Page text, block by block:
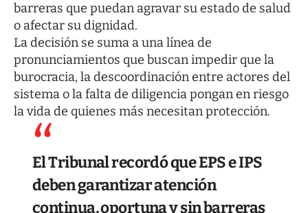
barreras que puedan agravar su estado de salud
o afectar su dignidad.
La decisión se suma a una línea de
pronunciamientos que buscan impedir que la
burocracia, la descoordinación entre actores del
sistema o la falta de diligencia pongan en riesgo
la vida de quienes más necesitan protección.
El Tribunal recordó que EPS e IPS
deben garantizar atención
continua, oportuna y sin barreras